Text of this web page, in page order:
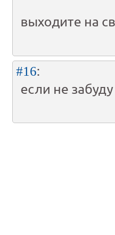
выходите на
#16:
если не